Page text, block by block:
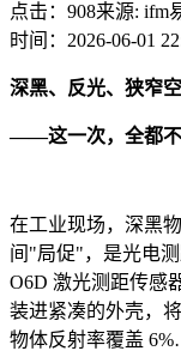
点击：908来源: ifm
时间：2026-06-01
深黑、反光、狭窄
——这一次，全都
在工业现场，深黑
间"局促"，是光电
O6D 激光测距传感
装进紧凑的外壳，
物体反射率覆盖